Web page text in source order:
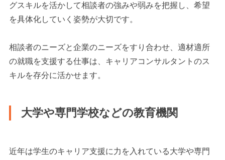
グスキルを活かして相談者の強みや弱みを把握し、希望
を具体化していく姿勢が大切です。
相談者のニーズと企業のニーズをすり合わせ、適材適所
の就職を支援する仕事は、キャリアコンサルタントのス
キルを存分に活かせます。
大学や専門学校などの教育機関
近年は学生のキャリア支援に力を入れている大学や専門